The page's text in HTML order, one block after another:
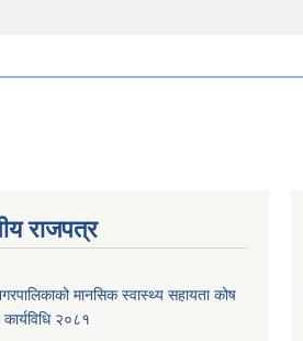
राजपत्र
मानसिक स्वास्थ्य सहायता कोष
२०८१